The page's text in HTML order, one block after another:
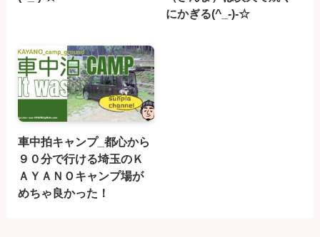
にかぎる(^_-)-☆
車中拍キャンプ_都心から
９０分で行ける埼玉のＫ
ＡＹＡＮＯキャンプ場が
めちゃ良かった！